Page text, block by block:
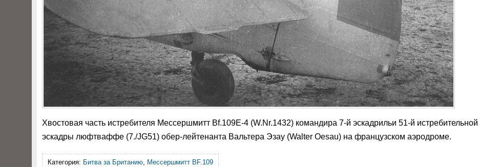
Хвостовая часть истребителя Мессершмитт Bf.109E-4 (W.Nr.1432) командира 7-й эскадрильи 51-й истребительной
эскадры люфтваффе (7./JG51) обер-лейтенанта Вальтера Эзау (Walter Oesau) на французском аэродроме.
Категория: Битва за Британию, Мессершмитт BF.109